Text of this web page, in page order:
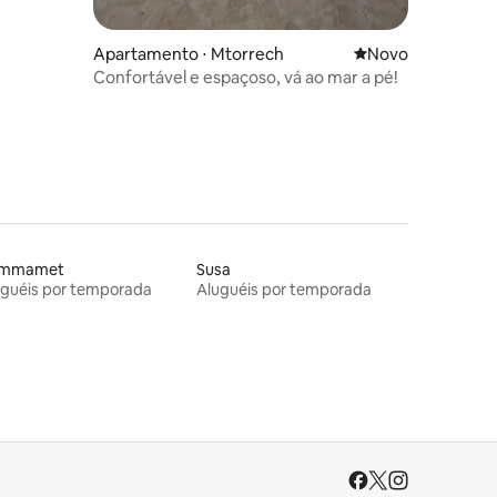
Apartamento ⋅ Mtorrech Novo lugar para
Novo
Confortável e espaçoso, vá ao mar a pé!
por temporada
Susa
Aluguéis por temporada